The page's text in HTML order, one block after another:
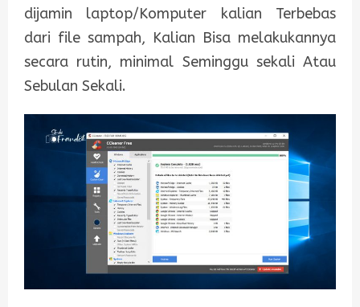
dijamin laptop/Komputer kalian Terbebas
dari file sampah, Kalian Bisa melakukannya
secara rutin, minimal Seminggu sekali Atau
Sebulan Sekali.